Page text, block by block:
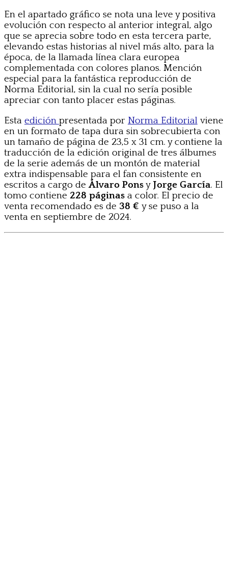
En el apartado gráfico se nota una leve y positiva
evolución con respecto al anterior integral, algo
que se aprecia sobre todo en esta tercera parte,
elevando estas historias al nivel más alto, para la
época, de la llamada línea clara europea
complementada con colores planos. Mención
especial para la fantástica reproducción de
Norma Editorial, sin la cual no sería posible
apreciar con tanto placer estas páginas.
Esta edición presentada por Norma Editorial viene
en un formato de tapa dura sin sobrecubierta con
un tamaño de página de 23,5 x 31 cm. y contiene la
traducción de la edición original de tres álbumes
de la serie además de un montón de material
extra indispensable para el fan consistente en
escritos a cargo de Álvaro Ponsy Jorge García. El
tomo contiene 228 páginas a color. El precio de
venta recomendado es de 38 € y se puso a la
venta en septiembre de 2024.